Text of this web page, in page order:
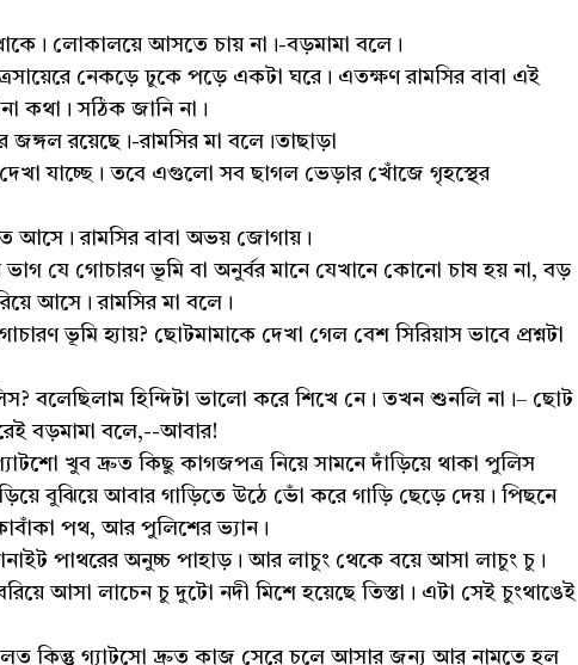
লোকালয়ে আসতে চায় না।-বড়মামা বলে।
নেকড়ে ঢুকে পড়ে একটা ঘরে। এতক্ষণ রামসির বাবা এই
কথা। সঠিক জানি না।
রয়েছে।-রামসির মা বলে।তাছাড়া
যাচ্ছে। তবে এগুলো সব ছাগল ভেড়ার খোঁজে গৃহস্থের
আসে। রামসির বাবা অভয় জোগায়।
যে গোচারণ ভূমি বা অনুর্বর মানে যেখানে কোনো চাষ হয় না, বড়
আসে। রামসির মা বলে।
ভূমি হ্যায়? ছোটমামাকে দেখা গেল বেশ সিরিয়াস ভাবে প্রশ্নটা
বলেছিলাম হিন্দিটা ভালো করে শিখে নে। তখন শুনলি না।– ছোট
বড়মামা বলে,--আবার!
খুব দ্রুত কিছু কাগজপত্র নিয়ে সামনে দাঁড়িয়ে থাকা পুলিস
বুঝিয়ে আবার গাড়িতে উঠে ভোঁ করে গাড়ি ছেড়ে দেয়। পিছনে
পথ, আর পুলিশের ভ্যান।
পাথরের অনুচ্চ পাহাড়। আর লাচুং থেকে বয়ে আসা লাচুং চু।
আসা লাচেন চু দুটো নদী মিশে হয়েছে তিস্তা। এটা সেই চুংথাঙেই
কিন্তু গ্যাটসো দ্রুত কাজ সেরে চলে আসার জন্য আর নামতে হল